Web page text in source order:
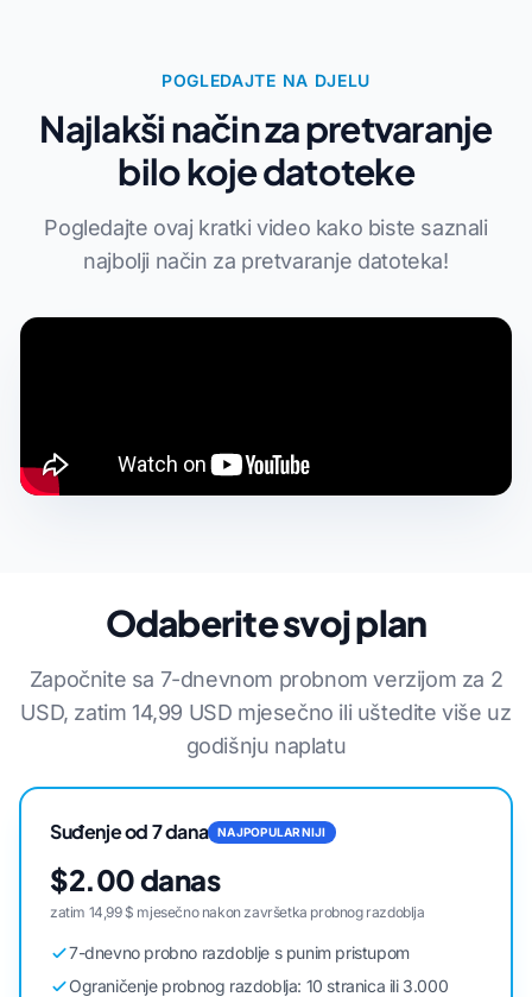
POGLEDAJTE NA DJELU
Najlakši način za pretvaranje
bilo koje datoteke
Pogledajte ovaj kratki video kako biste saznali
najbolji način za pretvaranje datoteka!
Odaberite svoj plan
Započnite sa 7-dnevnom probnom verzijom za 2
USD, zatim 14,99 USD mjesečno ili uštedite više uz
godišnju naplatu
Suđenje od 7 dana NAJPOPULARNIJI
$2.00 danas
zatim 14,99 $ mjesečno nakon završetka probnog razdoblja
7-dnevno probno razdoblje s punim pristupom
Ograničenje probnog razdoblja: 10 stranica ili 3.000